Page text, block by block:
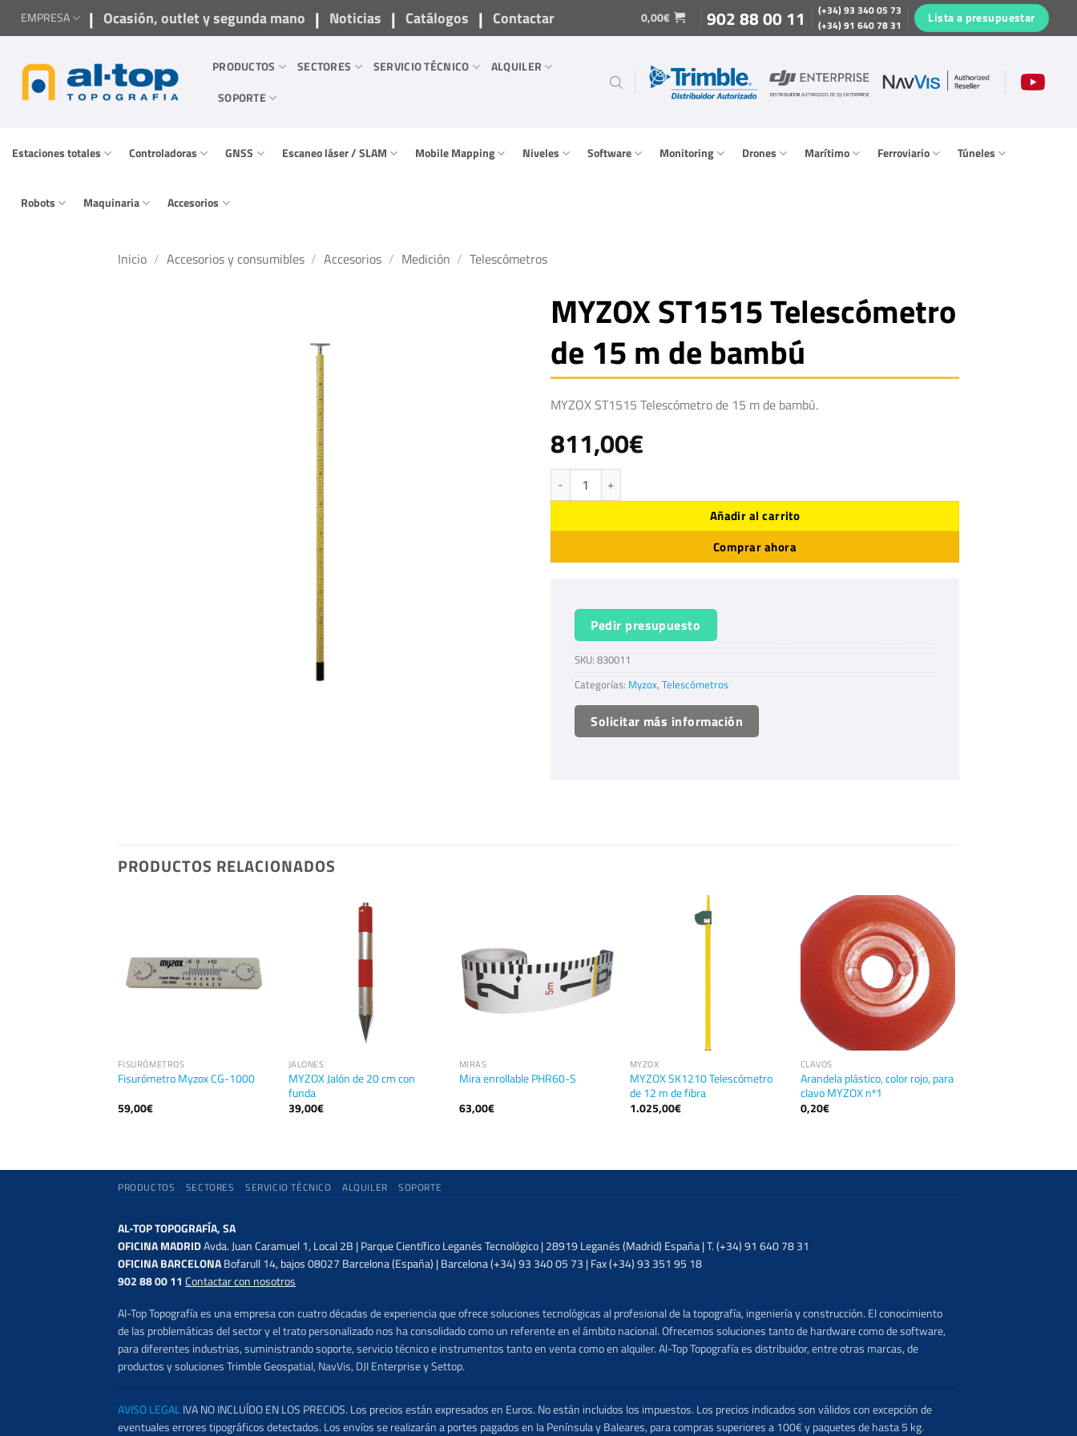
SaltarEMPRESA | Ocasión, outlet y segunda mano | Noticias | Catálogos | Contactar 0,00€ 902 88 00 11
(+34) 93 340 05 73
(+34) 91 640 78 31
Lista a presupuestar
PRODUCTOS SECTORES SERVICIO TÉCNICO
ALQUILER
SOPORTE
Estaciones totales Controladoras GNSS Escaneo láser / SLAM Mobile Mapping Niveles Software Monitoring Drones Marítimo Ferroviario Túneles
Robots Maquinaria Accesorios
Inicio / Accesorios y consumibles / Accesorios / Medición / Telescómetros
MYZOX ST1515 Telescómetro
de 15 m de bambú
MYZOX ST1515 Telescómetro de 15 m de bambú.
811,00€
MYZOX ST1515 Telescómetro de 15 m de bambú cantidad
Añadir al carrito
Comprar ahora
Pedir presupuesto
SKU: 830011
Categorías: Myzox, Telescómetros
Solicitar más información
PRODUCTOS RELACIONADOS
FISURÓMETROS
Fisurómetro Myzox CG-1000
59,00€
JALONES
MYZOX Jalón de 20 cm con
funda
39,00€
MIRAS
Mira enrollable PHR60-S
63,00€
MYZOX
MYZOX SK1210 Telescómetro
de 12 m de fibra
1.025,00€
CLAVOS
Arandela plástico, color rojo, para
clavo MYZOX nº1
0,20€
PRODUCTOS SECTORES SERVICIO TÉCNICO ALQUILER SOPORTE
AL-TOP TOPOGRAFÍA, SA
OFICINA MADRIDAvda. Juan Caramuel 1, Local 2B | Parque Científico Leganés Tecnológico | 28919 Leganés (Madrid) España | T. (+34) 91 640 78 31
OFICINA BARCELONABofarull 14, bajos 08027 Barcelona (España) | Barcelona (+34) 93 340 05 73 | Fax (+34) 93 351 95 18
902 88 00 11 Contactar con nosotros
Al-Top Topografía es una empresa con cuatro décadas de experiencia que ofrece soluciones tecnológicas al profesional de la topografía, ingeniería y construcción. El conocimiento
de las problemáticas del sector y el trato personalizado nos ha consolidado como un referente en el ámbito nacional. Ofrecemos soluciones tanto de hardware como de software,
para diferentes industrias, suministrando soporte, servicio técnico e instrumentos tanto en venta como en alquiler. Al-Top Topografía es distribuidor, entre otras marcas, de
productos y soluciones Trimble Geospatial, NavVis, DJI Enterprise y Settop.
AVISO LEGALIVA NO INCLUÍDO EN LOS PRECIOS. Los precios están expresados en Euros. No están incluidos los impuestos. Los precios indicados son válidos con excepción de
eventuales errores tipográficos detectados. Los envíos se realizarán a portes pagados en la Península y Baleares, para compras superiores a 100€ y paquetes de hasta 5 kg.